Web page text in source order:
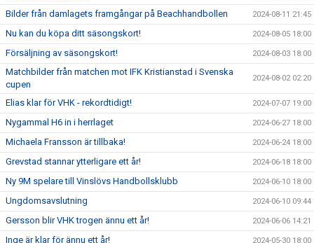
Bilder från damlagets framgångar på Beachhandbollen 2024-08-11 21:45
Nu kan du köpa ditt säsongskort! 2024-08-05 18:00
Försäljning av säsongskort! 2024-08-03 18:00
Matchbilder från matchen mot IFK Kristianstad i Svenska
cupen
2024-08-02 02:20
Elias klar för VHK - rekordtidigt! 2024-07-07 19:00
Nygammal H6 in i herrlaget 2024-06-27 18:00
Michaela Fransson är tillbaka! 2024-06-24 18:00
Grevstad stannar ytterligare ett år! 2024-06-18 18:00
Ny 9M spelare till Vinslövs Handbollsklubb 2024-06-10 18:00
Ungdomsavslutning 2024-06-10 09:44
Gersson blir VHK trogen ännu ett år! 2024-06-06 14:21
Inge är klar för ännu ett år! 2024-05-30 18:00